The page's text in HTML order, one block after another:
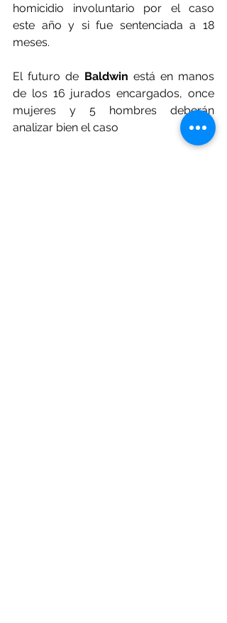
homicidio involuntario por el caso
este año y si fue sentenciada a 18
meses.
El futuro de Baldwin está en manos
de los 16 jurados encargados, once
mujeres y 5 hombres deberán
analizar bien el caso